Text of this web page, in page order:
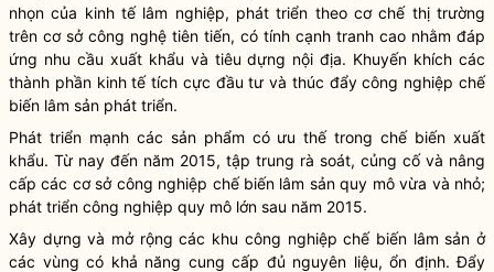
nhọn của kinh tế lâm nghiệp, phát triển theo cơ chế thị trường
trên cơ sở công nghệ tiên tiến, có tính cạnh tranh cao nhằm đáp
ứng nhu cầu xuất khẩu và tiêu dựng nội địa. Khuyến khích các
thành phần kinh tế tích cực đầu tư và thúc đẩy công nghiệp chế
biến lâm sản phát triển.
Phát triển mạnh các sản phẩm có ưu thế trong chế biến xuất
khẩu. Từ nay đến năm 2015, tập trung rà soát, củng cố và nâng
cấp các cơ sở công nghiệp chế biến lâm sảnquy mô vừa và nhỏ;
phát triển công nghiệp quy mô lớn sau năm 2015.
Xây dựng và mở rộng các khu công nghiệp chế biến lâm sản ở
các vùng có khả năng cung cấp đủ nguyên liệu, ổn định. Đẩy